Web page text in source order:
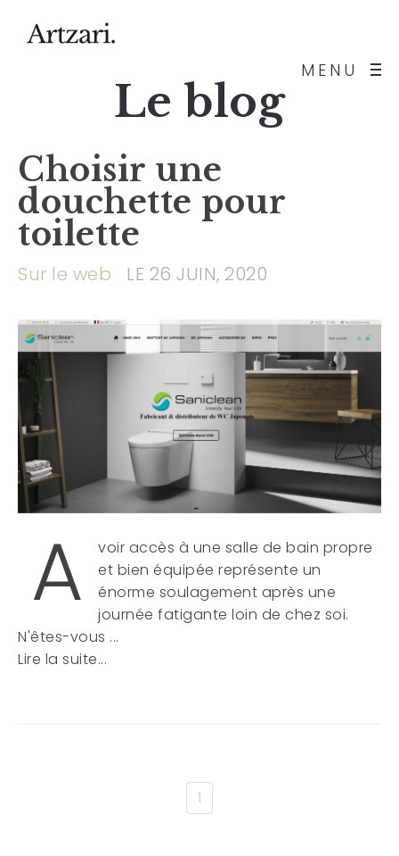
MENU
Le blog
Choisir une
douchette pour
toilette
Sur le web LE 26 JUIN, 2020
A
voir accès à une salle de bain propre
et bien équipée représente un
énorme soulagement après une
journée fatigante loin de chez soi.
N'êtes-vous ...
Lire la suite...
1